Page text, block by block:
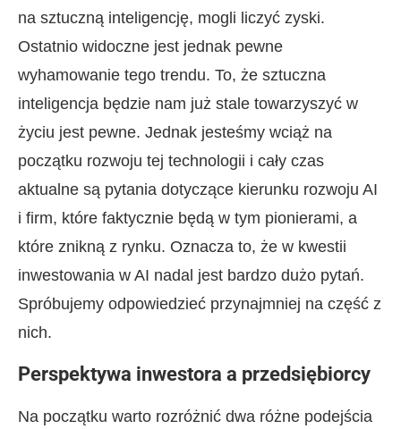
na sztuczną inteligencję, mogli liczyć zyski.
Ostatnio widoczne jest jednak pewne
wyhamowanie tego trendu. To, że sztuczna
inteligencja będzie nam już stale towarzyszyć w
życiu jest pewne. Jednak jesteśmy wciąż na
początku rozwoju tej technologii i cały czas
aktualne są pytania dotyczące kierunku rozwoju AI
i firm, które faktycznie będą w tym pionierami, a
które znikną z rynku. Oznacza to, że w kwestii
inwestowania w AI nadal jest bardzo dużo pytań.
Spróbujemy odpowiedzieć przynajmniej na część z
nich.
Perspektywa inwestora a przedsiębiorcy
Na początku warto rozróżnić dwa różne podejścia